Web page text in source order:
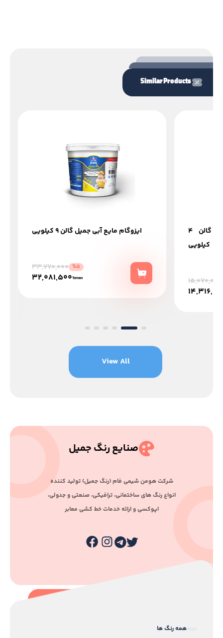
Similar Products
ایزوگام مایع آبی جمیل گالن 9 کیلویی
33,770,000 %5
32,081,500Toman
ایزوگام مایع مشگی جمیل گالن 4
کیلویی
15,070,000
View All
صنایع رنگ جمیل
ﺷﺮﮐﺖ ﻫﻮﻣﻦ ﺷﯿﻤﯽ ﻓﺎم (رﻧﮓ ﺟﻤﯿﻞ) ﺗﻮﻟﯿﺪ ﮐﻨﻨﺪه
اﻧﻮاع رﻧﮓ ﻫﺎی ﺳﺎﺧﺘﻤﺎﻧﯽ، ﺗﺮاﻓﯿﮑﯽ، ﺻﻨﻌﺘﯽ و ﺟﺪوﻟﯽ،
اﭘﻮﮐﺴﯽ و اراﺋﻪ ﺧﺪﻣﺎت ﺧﻂ ﮐﺸﯽ ﻣﻌﺎﺑﺮ
همه رنگ ها